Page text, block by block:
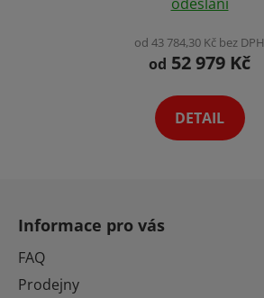
Videozáznam Photo
produktu
je
4,2
5
hvězdiček.
od 43 784,30 Kč bez DPH
od 52 979 Kč
DETAIL
Informace pro vás
FAQ
Prodejny